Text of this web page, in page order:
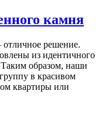
камня
отличное решение.
из идентичного
образом, наши
в красивом
квартиры или